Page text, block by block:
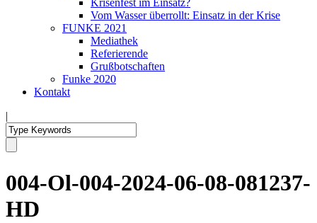
Krisenfest im Einsatz?
Vom Wasser überrollt: Einsatz in der Krise
FUNKE 2021
Mediathek
Referierende
Grußbotschaften
Funke 2020
Kontakt
|
004-Ol-004-2024-06-08-081237-
HD